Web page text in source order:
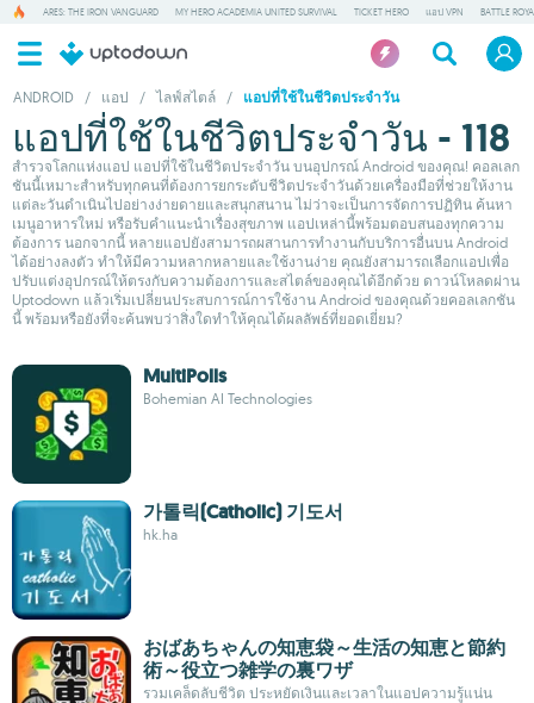
ARES: THE IRON VANGUARD MY HERO ACADEMIA UNITED SURVIVAL TICKET HERO แอป VPN BATTLE
ANDROID / แอป / ไลฟ์สไตล์ / แอปที่ใช้ในชีวิตประจำวัน
แอปที่ใช้ในชีวิตประจำวัน - 118
สำรวจโลกแห่งแอป แอปที่ใช้ในชีวิตประจำวัน บนอุปกรณ์ Android ของคุณ! คอลเลก
ชันนี้เหมาะสำหรับทุกคนที่ต้องการยกระดับชีวิตประจำวันด้วยเครื่องมือที่ช่วยให้งาน
แต่ละวันดำเนินไปอย่างง่ายดายและสนุกสนาน ไม่ว่าจะเป็นการจัดการปฏิทิน ค้นหา
เมนูอาหารใหม่ หรือรับคำแนะนำเรื่องสุขภาพ แอปเหล่านี้พร้อมตอบสนองทุกความ
ต้องการ นอกจากนี้ หลายแอปยังสามารถผสานการทำงานกับบริการอื่นบน Android
ได้อย่างลงตัว ทำให้มีความหลากหลายและใช้งานง่าย คุณยังสามารถเลือกแอปเพื่อ
ปรับแต่งอุปกรณ์ให้ตรงกับความต้องการและสไตล์ของคุณได้อีกด้วย ดาวน์โหลดผ่าน
Uptodown แล้วเริ่มเปลี่ยนประสบการณ์การใช้งาน Android ของคุณด้วยคอลเลกชัน
นี้ พร้อมหรือยังที่จะค้นพบว่าสิ่งใดทำให้คุณได้ผลลัพธ์ที่ยอดเยี่ยม?
MultiPolls
Bohemian AI Technologies
가톨릭(Catholic) 기도서
hk.ha
おばあちゃんの知恵袋～生活の知恵と節約
術～役立つ雑学の裏ワザ
รวมเคล็ดลับชีวิต ประหยัดเงินและเวลาในแอปความรู้แน่น